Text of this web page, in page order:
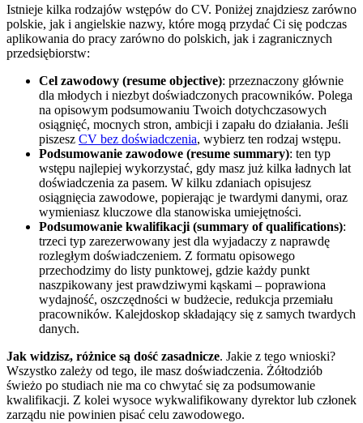
Istnieje kilka rodzajów wstępów do CV. Poniżej znajdziesz zarówno
polskie, jak i angielskie nazwy, które mogą przydać Ci się podczas
aplikowania do pracy zarówno do polskich, jak i zagranicznych
przedsiębiorstw:
Cel zawodowy (resume objective): przeznaczony głównie
dla młodych i niezbyt doświadczonych pracowników. Polega
na opisowym podsumowaniu Twoich dotychczasowych
osiągnięć, mocnych stron, ambicji i zapału do działania. Jeśli
piszesz CV bez doświadczenia, wybierz ten rodzaj wstępu.
Podsumowanie zawodowe (resume summary): ten typ
wstępu najlepiej wykorzystać, gdy masz już kilka ładnych lat
doświadczenia za pasem. W kilku zdaniach opisujesz
osiągnięcia zawodowe, popierając je twardymi danymi, oraz
wymieniasz kluczowe dla stanowiska umiejętności.
Podsumowanie kwalifikacji (summary of qualifications):
trzeci typ zarezerwowany jest dla wyjadaczy z naprawdę
rozległym doświadczeniem. Z formatu opisowego
przechodzimy do listy punktowej, gdzie każdy punkt
naszpikowany jest prawdziwymi kąskami – poprawiona
wydajność, oszczędności w budżecie, redukcja przemiału
pracowników. Kalejdoskop składający się z samych twardych
danych.
Jak widzisz, różnice są dość zasadnicze. Jakie z tego wnioski?
Wszystko zależy od tego, ile masz doświadczenia. Żółtodziób
świeżo po studiach nie ma co chwytać się za podsumowanie
kwalifikacji. Z kolei wysoce wykwalifikowany dyrektor lub członek
zarządu nie powinien pisać celu zawodowego.